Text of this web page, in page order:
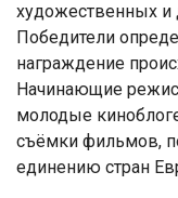
художественных
Победители
награждение
Начинающие
молодые
съёмки фильмов,
единению стран